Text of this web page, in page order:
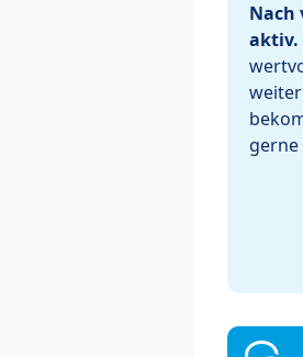
Nach
aktiv.
gerne